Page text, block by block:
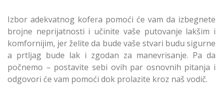
Izbor adekvatnog kofera pomoći će vam da izbegnete
brojne neprijatnosti i učinite vaše putovanje lakšim i
komfornijim, jer želite da bude vaše stvari budu sigurne
a prtljag bude lak i zgodan za manevrisanje. Pa da
počnemo – postavite sebi ovih par osnovnih pitanja i
odgovori će vam pomoći dok prolazite kroz naš vodič.